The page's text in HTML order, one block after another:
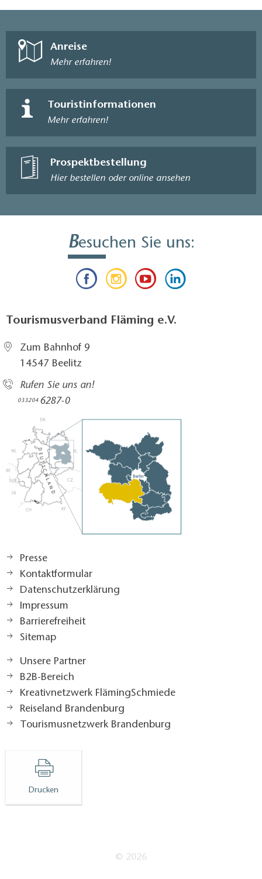
Anreise
Mehr erfahren!
Touristinformationen
Mehr erfahren!
Prospektbestellung
Hier bestellen oder online ansehen
Besuchen Sie uns:
Tourismusverband Fläming e.V.
Zum Bahnhof 9
14547 Beelitz
Rufen Sie uns an!
033204 6287-0
Presse
Kontaktformular
Datenschutzerklärung
Impressum
Barrierefreiheit
Sitemap
Unsere Partner
B2B-Bereich
Kreativnetzwerk FlämingSchmiede
Reiseland Brandenburg
Tourismusnetzwerk Brandenburg
Drucken
© 2026